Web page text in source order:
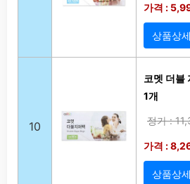
가격 :
상품상
10
코멧 더블
1개
정가 :
가격 :
상품상